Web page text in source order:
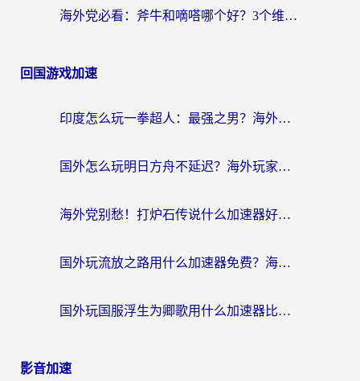
海外党必看：斧牛和嘀嗒哪个好？3个维度教你选对回国加速器
回国游戏加速
印度怎么玩一拳超人：最强之男？海外党国服游戏加速避坑指南
国外怎么玩明日方舟不延迟？海外玩家国服游戏加速终极指南（附DNF梦幻诛仙解决方案）
海外党别愁！打炉石传说什么加速器好用？3个实用技巧解决国服游戏卡顿
国外玩流放之路用什么加速器免费？海外党亲测有效的国服游戏加速指南
国外玩国服浮生为卿歌用什么加速器比较好？海外党亲测不踩坑指南
影音加速